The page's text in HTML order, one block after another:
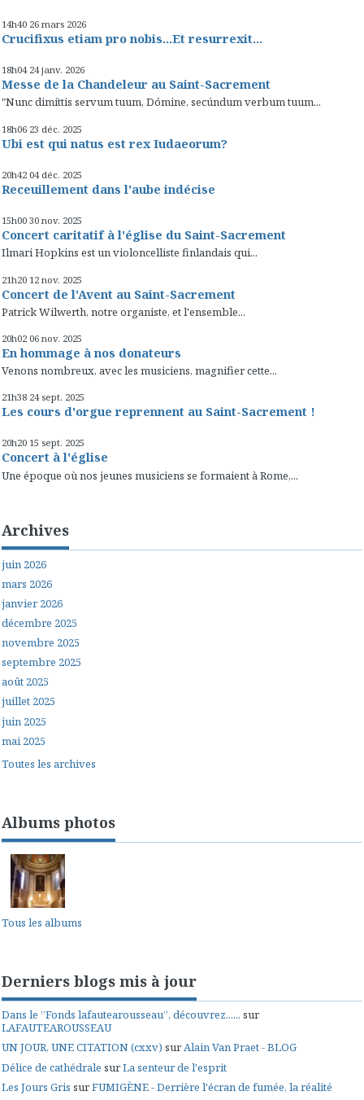
14h40 26 mars 2026
Crucifixus etiam pro nobis...Et resurrexit...
18h04 24 janv. 2026
Messe de la Chandeleur au Saint-Sacrement
"Nunc dimíttis servum tuum, Dómine, secúndum verbum tuum...
18h06 23 déc. 2025
Ubi est qui natus est rex Iudaeorum?
20h42 04 déc. 2025
Receuillement dans l'aube indécise
15h00 30 nov. 2025
Concert caritatif à l'église du Saint-Sacrement
Ilmari Hopkins est un violoncelliste finlandais qui...
21h20 12 nov. 2025
Concert de l'Avent au Saint-Sacrement
Patrick Wilwerth, notre organiste, et l'ensemble...
20h02 06 nov. 2025
En hommage à nos donateurs
Venons nombreux, avec les musiciens, magnifier cette...
21h38 24 sept. 2025
Les cours d'orgue reprennent au Saint-Sacrement !
20h20 15 sept. 2025
Concert à l'église
Une époque où nos jeunes musiciens se formaient à Rome,...
Archives
juin 2026
mars 2026
janvier 2026
décembre 2025
novembre 2025
septembre 2025
août 2025
juillet 2025
juin 2025
mai 2025
Toutes les archives
Albums photos
Tous les albums
Derniers blogs mis à jour
Dans le ”Fonds lafautearousseau”, découvrez...... sur
LAFAUTEAROUSSEAU
UN JOUR, UNE CITATION (cxxv) surAlain Van Praet - BLOG
Délice de cathédrale surLa senteur de l'esprit
Les Jours Gris surFUMIGÈNE - Derrière l'écran de fumée, la réalité